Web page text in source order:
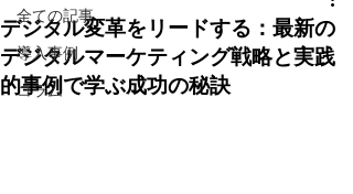
全ての記事
導入事例
コラム
デジタル変革をリードする：最新の
デジタルマーケティング戦略と実践
的事例で学ぶ成功の秘訣